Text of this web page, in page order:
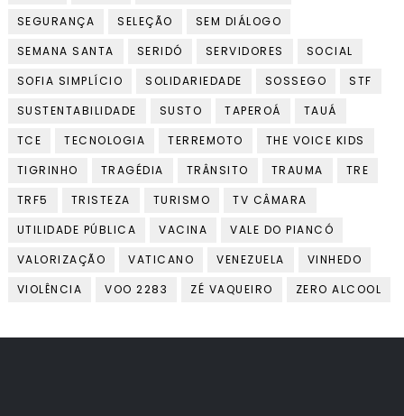
SEGURANÇA
SELEÇÃO
SEM DIÁLOGO
SEMANA SANTA
SERIDÓ SERVIDORES
SOCIAL
SOFIA SIMPLÍCIO
SOLIDARIEDADE SOSSEGO
STF
SUSTENTABILIDADE
SUSTO TAPEROÁ
TAUÁ
TCE
TECNOLOGIA TERREMOTO
THE VOICE KIDS
TIGRINHO
TRAGÉDIA TRÂNSITO TRAUMA
TRE
TRF5
TRISTEZA TURISMO
TV CÂMARA
UTILIDADE PÚBLICA
VACINA
VALE DO PIANCÓ
VALORIZAÇÃO
VATICANO VENEZUELA
VINHEDO
VIOLÊNCIA
VOO 2283 ZÉ VAQUEIRO ZERO ALCOOL